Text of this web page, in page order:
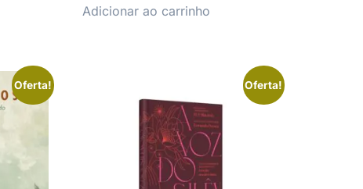
Adicionar ao carrinho
Oferta! Oferta!